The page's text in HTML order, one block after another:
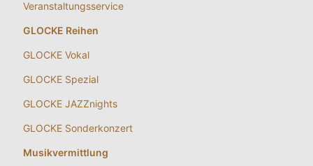
Veranstaltungsservice
GLOCKE Reihen
GLOCKE Vokal
GLOCKE Spezial
GLOCKE JAZZnights
GLOCKE Sonderkonzert
Musikvermittlung